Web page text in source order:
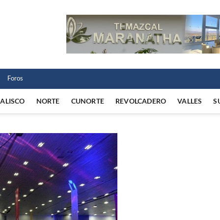
Foros
NORTE CUNORTE REVOLCADERO VALLES